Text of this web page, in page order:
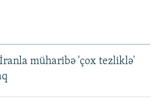
müharibə 'çox tezliklə'